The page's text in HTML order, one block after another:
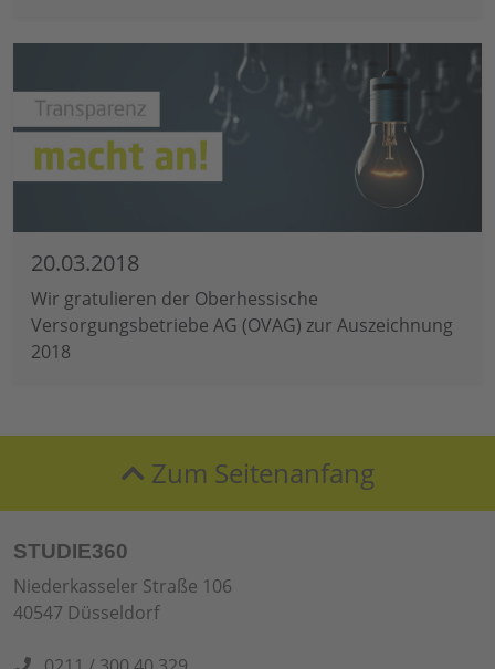
20.03.2018
Wir gratulieren der Oberhessische
Versorgungsbetriebe AG (OVAG) zur Auszeichnung
2018
Zum Seitenanfang
STUDIE360
Niederkasseler Straße 106
40547 Düsseldorf